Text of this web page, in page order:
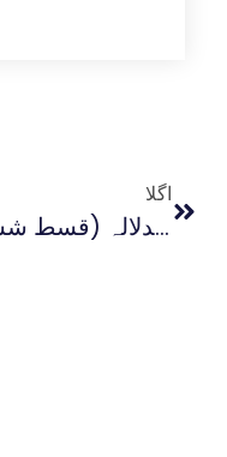
اگلا
فکرِ غامدی : مبادیء تدبرِ قرآن ، قرآن قطعی الدلالہ یا ظنی الدلالہ (قسط ششم)